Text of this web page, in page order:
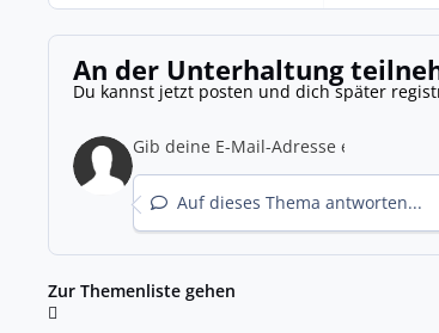
An der Unterhaltung
Du kannst jetzt posten und dich später
Auf dieses Thema antworten...
Zur Themenliste gehen